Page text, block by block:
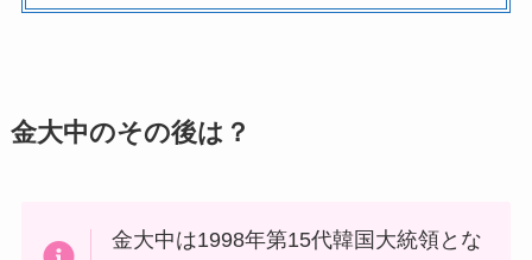
金大中のその後は？
金大中は1998年第15代韓国大統領とな